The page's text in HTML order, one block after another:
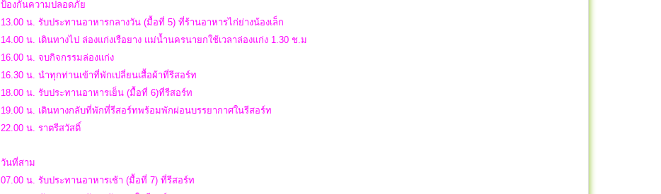
ป้องกันความปลอดภัย
13.00 น. รับประทานอาหารกลางวัน (มื้อที่ 5) ที่ร้านอาหารไก่ย่างน้องเล็ก
14.00 น. เดินทางไป ล่องแก่งเรือยาง แม่น้ำนครนายกใช้เวลาล่องแก่ง 1.30 ช.ม
16.00 น. จบกิจกรรมล่องแก่ง
16.30 น. นำทุกท่านเข้าที่พักเปลี่ยนเสื้อผ้าที่รีสอร์ท
18.00 น. รับประทานอาหารเย็น (มื้อที่ 6)ที่รีสอร์ท
19.00 น. เดินทางกลับที่พักที่รีสอร์ทพร้อมพักผ่อนบรรยากาศในรีสอร์ท
22.00 น. ราตรีสวัสดิ์
วันที่สาม
07.00 น. รับประทานอาหารเช้า (มื้อที่ 7) ที่รีสอร์ท